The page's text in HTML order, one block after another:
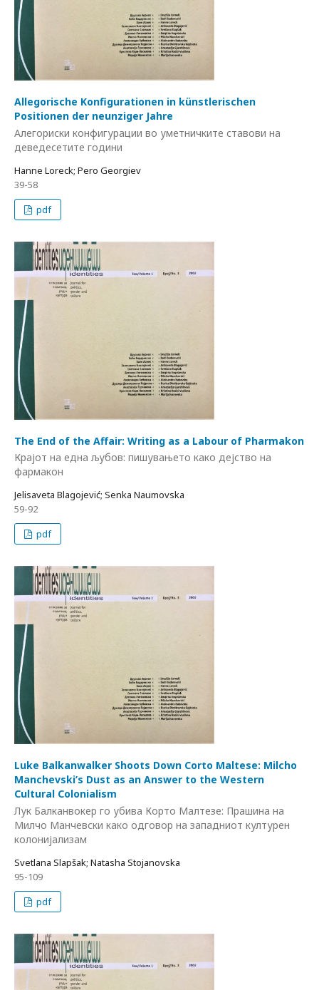
Allegorische Konfigurationen in künstlerischen
Positionen der neunziger Jahre
Алегориски конфигурации во уметничките ставови на
деведесетите години
Hanne Loreck; Pero Georgiev
39-58
pdf
The End of the Affair: Writing as a Labour of Pharmakon
Крајот на една љубов: пишувањето како дејство на
фармакон
Jelisaveta Blagojević; Senka Naumovska
59-92
pdf
Luke Balkanwalker Shoots Down Corto Maltese: Milcho
Manchevski’s Dust as an Answer to the Western
Cultural Colonialism
Лук Балканвокер го убива Корто Малтезе: Прашина на
Милчо Манчевски како одговор на западниот културен
колонијализам
Svetlana Slapšak; Natasha Stojanovska
95-109
pdf